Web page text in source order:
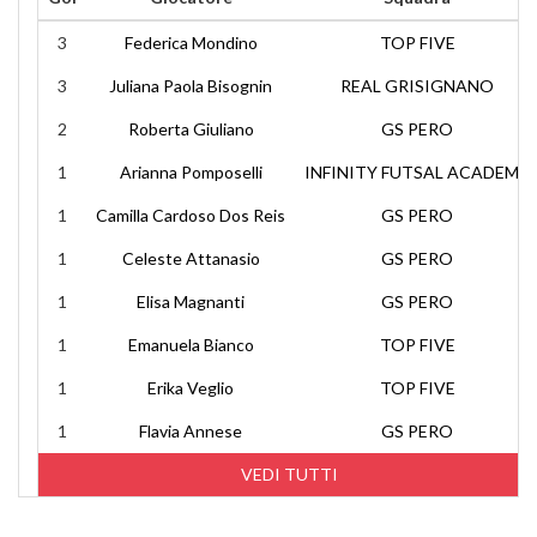
VEDI TUTTI
3 Federica Mondino TOP FIVE
3 Juliana Paola Bisognin REAL GRISIGNANO
2 Roberta Giuliano GS PERO
1 Arianna Pomposelli INFINITY FUTSAL ACADEMY
1 Camilla Cardoso Dos Reis GS PERO
1 Celeste Attanasio GS PERO
1 Elisa Magnanti GS PERO
1 Emanuela Bianco TOP FIVE
1 Erika Veglio TOP FIVE
1 Flavia Annese GS PERO